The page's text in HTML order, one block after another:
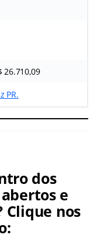
26.710,09
PR.
dos
e
Clique nos